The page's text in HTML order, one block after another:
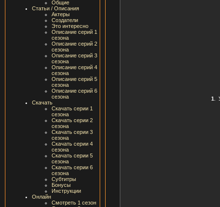
Общие
Статьи / Описания
Актеры
Создатели
Это интересно
Описание серий 1
сезона
Описание серий 2
сезона
Описание серий 3
сезона
Описание серий 4
сезона
Описание серий 5
сезона
Описание серий 6
сезона
Скачать
Скачать серии 1
сезона
Скачать серии 2
сезона
Скачать серии 3
сезона
Скачать серии 4
сезона
Скачать серии 5
сезона
Скачать серии 6
сезона
Субтитры
Бонусы
Инструкции
Онлайн
Смотреть 1 сезон
1